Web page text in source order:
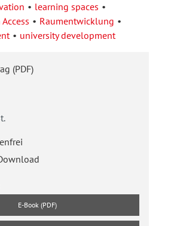
learning spaces
Raumentwicklung
university development
(PDF)
E-Book (PDF)